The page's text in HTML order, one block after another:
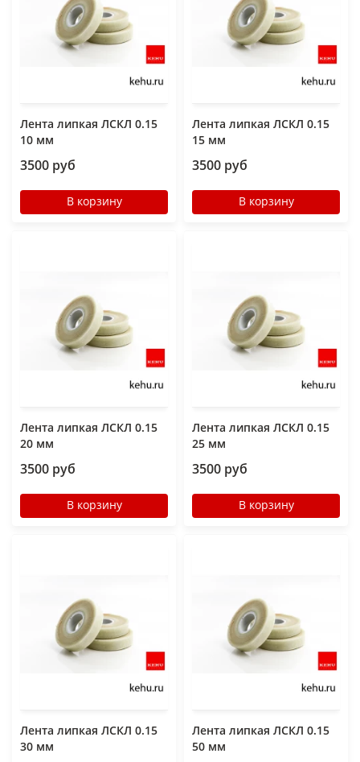
Лента липкая ЛСКЛ 0.15
10 мм
3500 руб
В корзину
Лента липкая ЛСКЛ 0.15
15 мм
3500 руб
В корзину
Лента липкая ЛСКЛ 0.15
20 мм
3500 руб
В корзину
Лента липкая ЛСКЛ 0.15
25 мм
3500 руб
В корзину
Лента липкая ЛСКЛ 0.15
30 мм
Лента липкая ЛСКЛ 0.15
50 мм